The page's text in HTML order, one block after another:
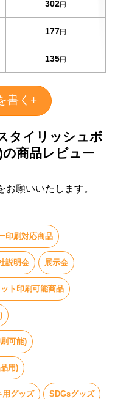
302円
177円
135円
書く+
タイリッシュボ
商品レビュー
願いいたします。
印刷対応商品
説明会 展示会
ト印刷可能商品
可能)
用)
用グッズ SDGsグッズ